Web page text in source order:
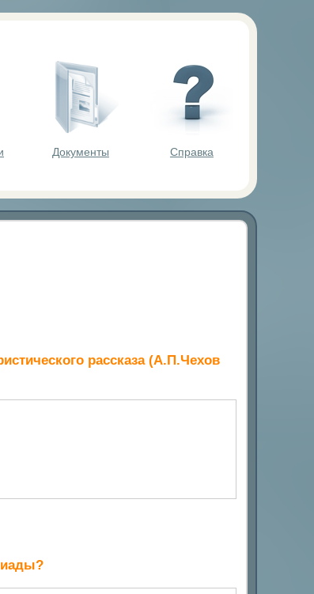
Документы Справка
рассказа (А.П.Чехов